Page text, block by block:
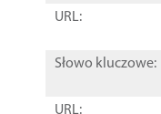
URL:
Słowo kluczowe:
URL: